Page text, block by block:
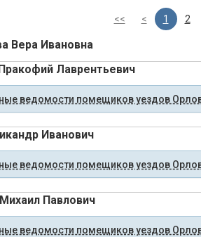
<< < 1 2
Вера Ивановна
Лаврентьевич
ведомости помещиков уездов
Иванович
ведомости помещиков уездов
Павлович
ведомости помещиков уездов